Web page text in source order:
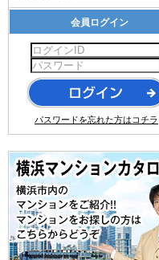
会員ログイン
パスワードを忘れた方はコチラ